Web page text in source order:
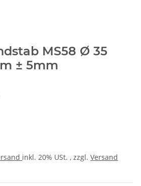
MS58 Ø 35
± 5mm
inkl. 20% USt. , zzgl. Versand